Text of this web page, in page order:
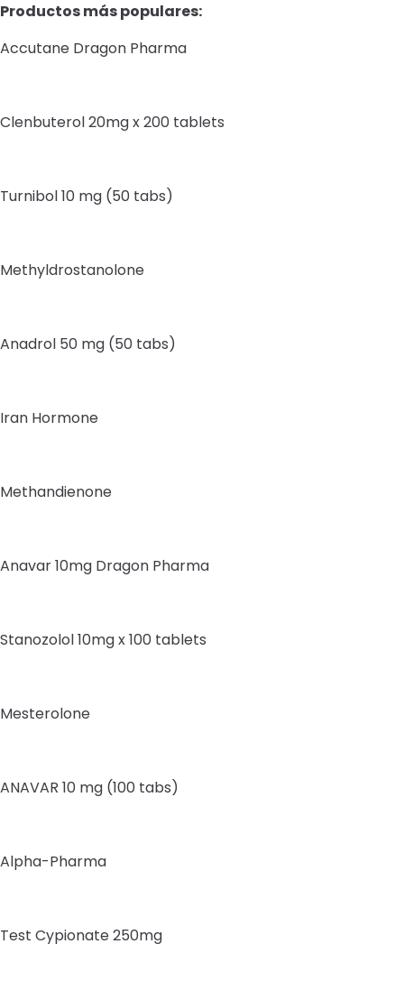
Productos más populares:
Accutane Dragon Pharma
Clenbuterol 20mg x 200 tablets
Turnibol 10 mg (50 tabs)
Methyldrostanolone
Anadrol 50 mg (50 tabs)
Iran Hormone
Methandienone
Anavar 10mg Dragon Pharma
Stanozolol 10mg x 100 tablets
Mesterolone
ANAVAR 10 mg (100 tabs)
Alpha-Pharma
Test Cypionate 250mg